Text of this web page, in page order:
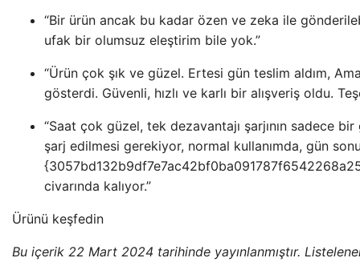
“Bir ürün ancak bu kadar özen ve zeka ile
ufak bir olumsuz eleştirim bile yok.”
“Ürün çok şık ve güzel. Ertesi gün teslim aldım,
gösterdi. Güvenli, hızlı ve karlı bir alışveriş oldu.
“Saat çok güzel, tek dezavantajı şarjının sadece
şarj edilmesi gerekiyor, normal kullanımda, gün
civarında kalıyor.”
Ürünü keşfedin
Bu içerik 22 Mart 2024 tarihinde yayınlanmıştır.